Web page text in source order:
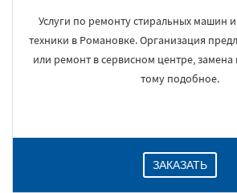
Услуги по ремонту стиральных машин
техники в Романовке. Организация
или ремонт в сервисном центре, замена
тому подобное.
ЗАКАЗАТЬ